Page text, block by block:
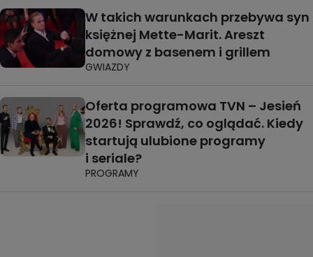
W takich warunkach przebywa syn
księżnej Mette-Marit. Areszt
domowy z basenem i grillem
GWIAZDY
Oferta programowa TVN – Jesień
2026! Sprawdź, co oglądać. Kiedy
startują ulubione programy
i seriale?
PROGRAMY